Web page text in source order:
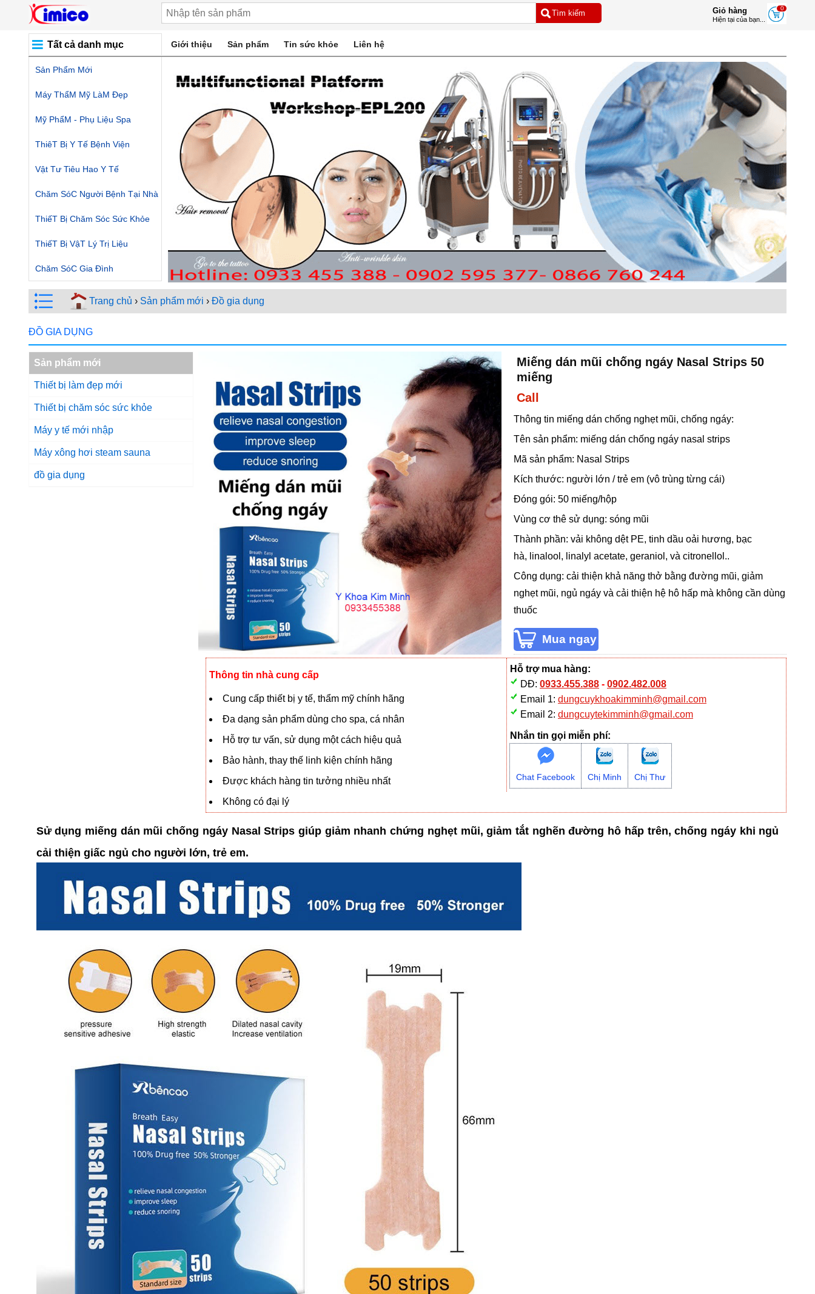
0
Giỏ hàng
Hiện tại của bạn...
Tất cả danh mục Giới thiệu Sản phẩm Tin sức khỏe Liên hệ
Sản Phẩm Mới
Máy ThẩM Mỹ LàM Đẹp
Mỹ PhẩM - Phụ Liệu Spa
ThiêT Bị Y Tế Bệnh Viện
Vật Tư Tiêu Hao Y Tế
Chăm SóC Người Bệnh Tại Nhà
ThiếT Bị Chăm Sóc Sức Khỏe
ThiếT Bị VậT Lý Trị Liệu
Chăm SóC Gia Đình
Trang chủ › Sản phẩm mới › Đồ gia dụng
ĐỒ GIA DỤNG
Sản phẩm mới
Thiết bị làm đẹp mới
Thiết bị chăm sóc sức khỏe
Máy y tế mới nhập
Máy xông hơi steam sauna
đồ gia dụng
Miếng dán mũi chống ngáy Nasal Strips 50
miếng
Call
Thông tin miếng dán chống nghẹt mũi, chống ngáy:
Tên sản phẩm: miếng dán chống ngáy nasal strips
Mã sản phẩm: Nasal Strips
Kích thước: người lớn / trẻ em (vô trùng từng cái)
Đóng gói: 50 miếng/hộp
Vùng cơ thê sử dụng: sóng mũi
Thành phần: vải không dệt PE, tinh dầu oải hương, bạc
hà, linalool, linalyl acetate, geraniol, và citronellol..
Công dụng: cải thiện khả năng thở bằng đường mũi, giảm
nghẹt mũi, ngủ ngáy và cải thiện hệ hô hấp mà không cần dùng
thuốc
Hỗ trợ mua hàng:
DĐ: 0933.455.388 - 0902.482.008
Email 1: dungcuykhoakimminh@gmail.com
Email 2: dungcuytekimminh@gmail.com
Nhắn tin gọi miễn phí:
Chat Facebook Chị Minh Chị Thư
Thông tin nhà cung cấp
Cung cấp thiết bị y tế, thẩm mỹ chính hãng
Đa dạng sản phẩm dùng cho spa, cá nhân
Hỗ trợ tư vấn, sử dụng một cách hiệu quả
Bảo hành, thay thế linh kiện chính hãng
Được khách hàng tin tưởng nhiều nhất
Không có đại lý
Sử dụng miếng dán mũi chống ngáy Nasal Strips giúp giảm nhanh chứng nghẹt mũi, giảm tắt nghẽn đường hô hấp trên, chống ngáy khi ngủ
cải thiện giấc ngủ cho người lớn, trẻ em.